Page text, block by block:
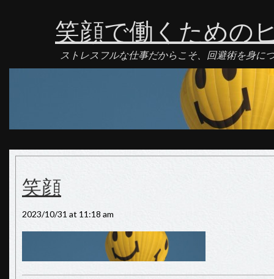
笑顔で働くための
ストレスフルな仕事だからこそ、回避術を身に
笑顔
2023/10/31 at 11:18 am